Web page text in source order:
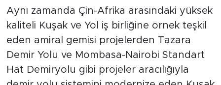
Aynı zamanda Çin-Afrika arasındaki yüksek
kaliteli Kuşak ve Yol iş birliğine örnek teşkil
eden amiral gemisi projelerden Tazara
Demir Yolu ve Mombasa-Nairobi Standart
Hat Demiryolu gibi projeler aracılığıyla